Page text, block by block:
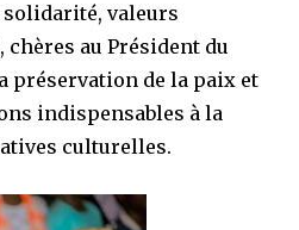
solidarité, valeurs
au Président du
préservation de la paix et
indispensables à la
culturelles.